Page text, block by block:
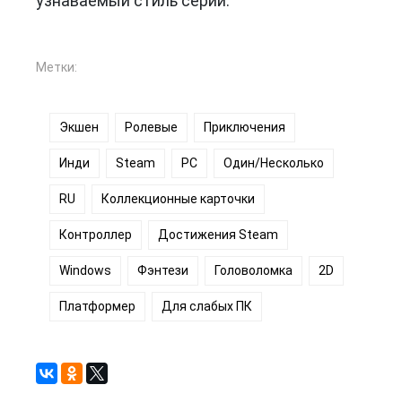
Метки:
Экшен Ролевые Приключения
Инди Steam PC Один/Несколько
RU Коллекционные карточки
Контроллер Достижения Steam
Windows Фэнтези Головоломка 2D
Платформер Для слабых ПК